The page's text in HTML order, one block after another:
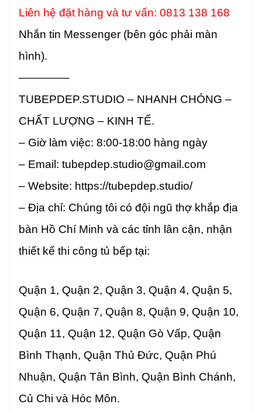
Liên hệ đặt hàng và tư vấn: 0813 138 168
Nhắn tin Messenger (bên góc phải màn
hình).
————–
TUBEPDEP.STUDIO – NHANH CHÓNG –
CHẤT LƯỢNG – KINH TẾ.
– Giờ làm việc: 8:00-18:00 hàng ngày
– Email: tubepdep.studio@gmail.com
– Website: https://tubepdep.studio/
– Địa chỉ: Chúng tôi có đội ngũ thợ khắp địa
bàn Hồ Chí Minh và các tỉnh lân cận, nhận
thiết kế thi công tủ bếp tại:
Quận 1, Quận 2, Quận 3, Quận 4, Quận 5,
Quận 6, Quận 7, Quận 8, Quận 9, Quận 10,
Quận 11, Quận 12, Quận Gò Vấp, Quận
Bình Thạnh, Quận Thủ Đức, Quận Phú
Nhuận, Quận Tân Bình, Quận Bình Chánh,
Củ Chi và Hóc Môn.